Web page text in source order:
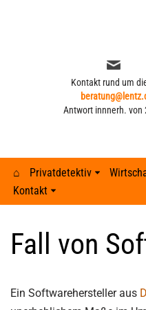
Kontakt rund um
Antwort innnerh. von
⌂ Privatdetektiv
Typisches Verhalten nach
Gerichtsurteile
GPS-Überwachung und
Abhöraktion |
Kontakt
Fall von
Ein Softwarehersteller aus